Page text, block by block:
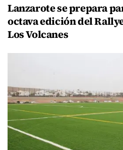
Lanzarote se prepara
octava edición del
Los Volcanes